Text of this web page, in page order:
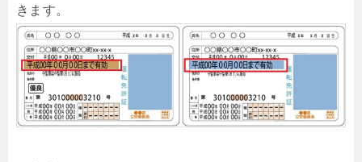
きます。